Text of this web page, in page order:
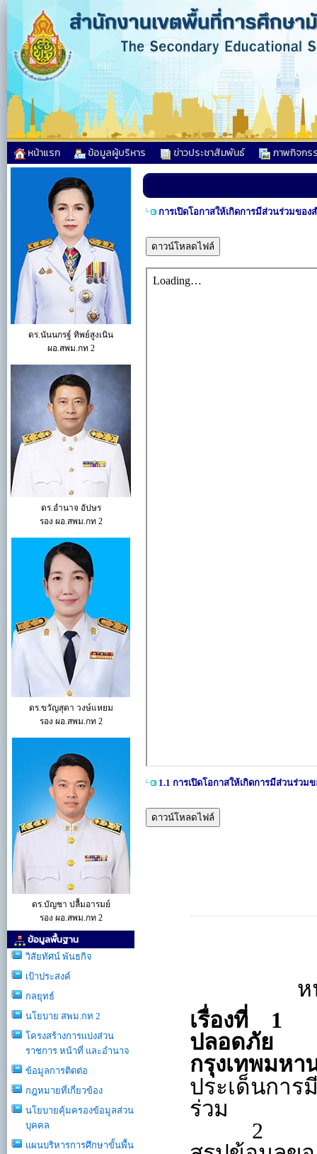
หน้าแรก ข้อมูลผู้บริหาร ข่าวประชาสัมพันธ์ ภาพกิจกร
ดร.นันนกรฐ์ ทิพย์สูงเนิน
ผอ.สพม.กท 2
ดร.อำนาจ อัปษร
รอง ผอ.สพม.กท 2
ดร.ขวัญสุดา วงษ์แหยม
รอง ผอ.สพม.กท 2
ดร.บัญชา ปลื้มอารมย์
รอง ผอ.สพม.กท 2
ข้อมูลพื้นฐาน
วิสัยทัศน์ พันธกิจ
เป้าประสงค์
กลยุทธ์
นโยบาย สพม.กท 2
โครงสร้างการเเบ่งส่วน
ราชการ หน้าที่ และอำนาจ
ข้อมูลการติดต่อ
กฎหมายที่เกี่ยวข้อง
นโยบายคุ้มครองข้อมูลส่วน
บุคคล
แผนบริหารการศึกษาขั้นพื้น
การเปิดโอกาสให้เกิดการมีส่วนร่วมขอ
ดาวน์โหลดไฟล์
1.1 การเปิดโอกาสให้เกิดการมีส่วนร่ว
ดาวน์โหลดไฟล์